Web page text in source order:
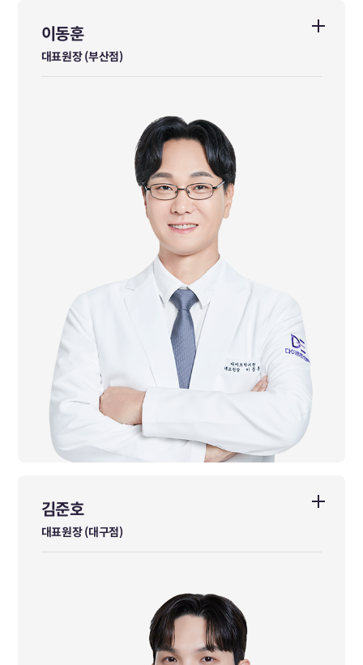
이동훈
대표원장 (부산점)
이동훈
대표원장 (부산점)
서울과학고등학교 졸업
서울대학교 전기공학부 졸업
경희대학교 한의학과 졸업
前 경희배흘림한의원 대표원장
前 서울경희밸런스 한의원 대표원장
前 다이트한의원 본점 수석원장
김준호
대표원장 (대구점)
김준호
대표원장 (대구점)
가천대학교 한의과대학 졸업
前 옥산가 한의원 진료원장
前 면력한방병원 진료원장
前 다이트한의원 부평점 책임원장